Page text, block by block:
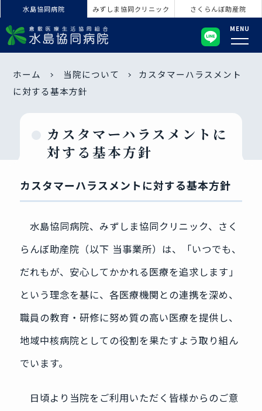
水島協同病院 みずしま協同クリニック さくらんぼ助産院
MENU
ホーム 当院について
カスタマーハラスメント
に対する基本方針
カスタマーハラスメントに
対する基本方針
カスタマーハラスメントに対する基本方針
水島協同病院、みずしま協同クリニック、さく
らんぼ助産院（以下 当事業所）は、「いつでも、
だれもが、安心してかかれる医療を追求します」
という理念を基に、各医療機関との連携を深め、
職員の教育・研修に努め質の高い医療を提供し、
地域中核病院としての役割を果たすよう取り組ん
でいます。
日頃より当院をご利用いただく皆様からのご意